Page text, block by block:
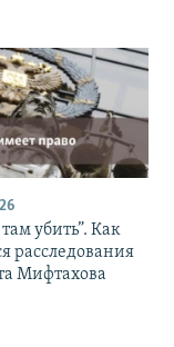
убить”. Как
расследования
Мифтахова